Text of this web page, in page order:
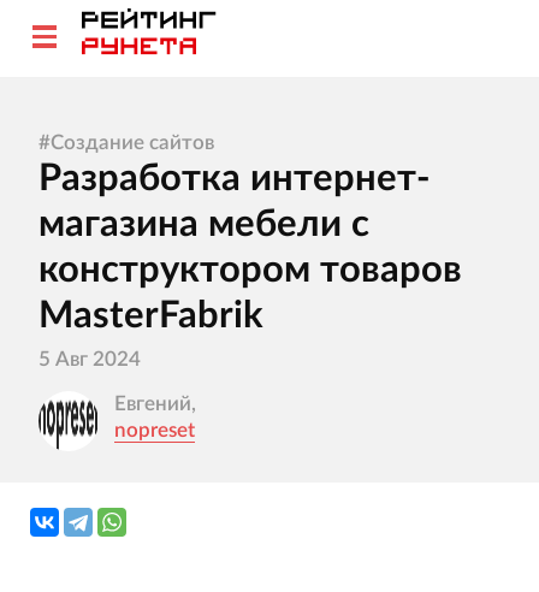
#Создание сайтов
Разработка интернет-
магазина мебели с
конструктором товаров
MasterFabrik
5 Авг 2024
Евгений,
nopreset